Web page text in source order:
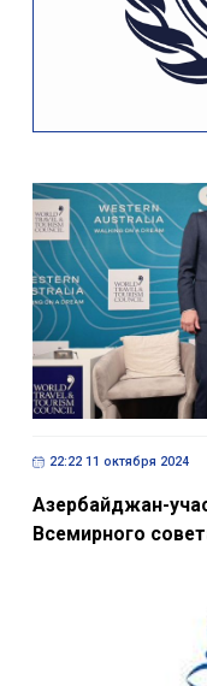
22:22 11 октября 2024
Азербайджан-
Всемирного